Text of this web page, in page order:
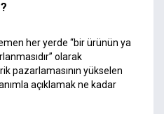
her yerde “bir ürünün ya
olarak
pazarlamasının yükselen
açıklamak ne kadar